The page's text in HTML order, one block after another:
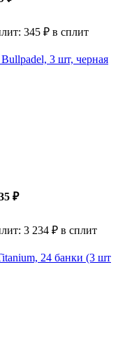
345 ₽ в сплит
3 шт, черная
₽
3 234 ₽ в сплит
24 банки (3 шт